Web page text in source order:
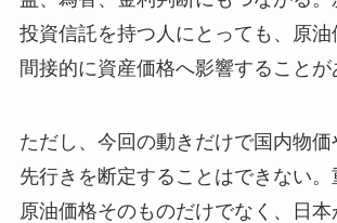
投資信託を持つ人にとっても、原油
間接的に資産価格へ影響することが
ただし、今回の動きだけで国内物
先行きを断定することはできない。
原油価格そのものだけでなく、日本